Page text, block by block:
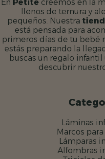
En Petite creemos en la
llenos de ternura y
pequeños. Nuestra
está pensada para
primeros días de tu bebé
estás preparando la
buscas un regalo
descubrir
Láminas
Marcos
Lámparas
Alfombras